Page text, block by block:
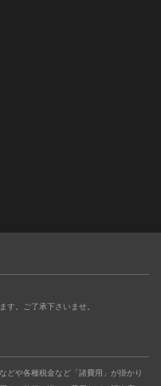
す。ご了承下さいませ。
どや各種税金など「諸費用」が掛かり